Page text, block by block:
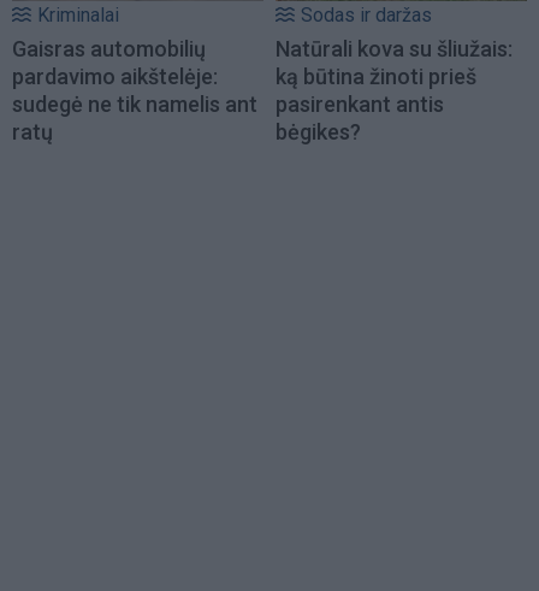
Kriminalai
Gaisras automobilių
pardavimo aikštelėje:
sudegė ne tik namelis ant
ratų
Sodas ir daržas
Natūrali kova su šliužais:
ką būtina žinoti prieš
pasirenkant antis
bėgikes?